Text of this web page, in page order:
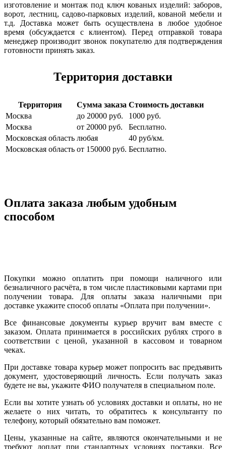
изготовление и монтаж под ключ кованых изделий: заборов,
ворот, лестниц, садово-парковых изделий, кованой мебели и
т.д. Доставка может быть осуществлена в любое удобное
время (обсуждается с клиентом). Перед отправкой товара
менеджер производит звонок покупателю для подтверждения
готовности принять заказ.
Территория доставки
Территория Сумма заказа Стоимость доставки
Москва
до 20000 руб.
1000 руб.
Москва
от 20000 руб.
Бесплатно.
Московская область любая
40 руб/км.
Московская область от 150000 руб. Бесплатно.
Оплата заказа любым удобным
способом
Покупки можно оплатить при помощи наличного или
безналичного расчёта, в том числе пластиковыми картами при
получении товара. Для оплаты заказа наличными при
доставке укажите способ оплаты «Оплата при получении».
Все финансовые документы курьер вручит вам вместе с
заказом. Оплата принимается в российских рублях строго в
соответствии с ценой, указанной в кассовом и товарном
чеках.
При доставке товара курьер может попросить вас предъявить
документ, удостоверяющий личность. Если получать заказ
будете не вы, укажите ФИО получателя в специальном поле.
Если вы хотите узнать об условиях доставки и оплаты, но не
желаете о них читать, то обратитесь к консультанту по
телефону, который обязательно вам поможет.
Цены, указанные на сайте, являются окончательными и не
требуют доплат при стандартных условиях поставки. Все